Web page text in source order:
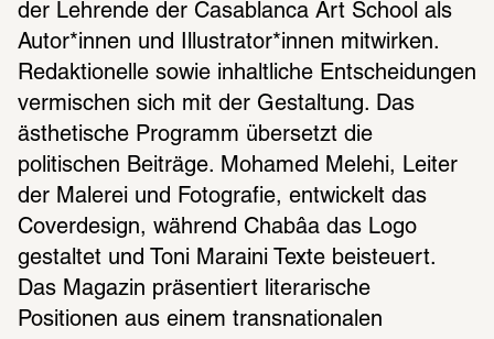
der Lehrende der Casablanca Art School als
Autor*innen und Illustrator*innen mitwirken.
Redaktionelle sowie inhaltliche Entscheidungen
vermischen sich mit der Gestaltung. Das
ästhetische Programm übersetzt die
politischen Beiträge. Mohamed Melehi, Leiter
der Malerei und Fotografie, entwickelt das
Coverdesign, während Chabâa das Logo
gestaltet und Toni Maraini Texte beisteuert.
Das Magazin präsentiert literarische
Positionen aus einem transnationalen